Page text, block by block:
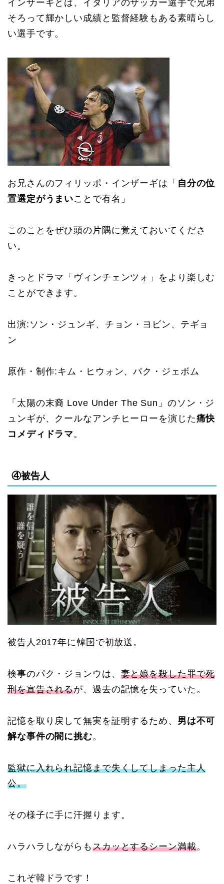
インザーギとは、イタリアのサッカー選手で兄弟
そろって輝かしい成績と監督経験もある素晴らし
い選手です。
お兄さんのフィリッポ・インザーギは「 自分の位
置選定がうまいことで有名」
このことをぜひ頭の片隅に覚えておいてくださ
い。
きっとドラマ「ヴィンチェンツォ」をより楽しむ
ことができます。
出演: ソン・ジュンギ、チョン・ヨビン、テギョ
ン
原作・制作:キム・ヒウォン、パク・ジェボム
「太陽の末裔 Love Under The Sun」のソン・ジ
ュンギが、クールなアンチヒーローを演じた痛快
コメディドラマ 。
④被告人
被告人 2017年に韓国で初放送。
検事のパク・ジョンウは、 妻と娘を殺した罪で死
刑を宣告されるが、過去の記憶を失っていた。
記憶を取り戻して無実を証明するため、 男は不可
解な事件の闇に挑む。
監獄に入れられ記憶まで失くしてしまった主人
公。
その様子に手に汗握ります。
ハラハラしながらもスカッとするシーン満載。
これぞ韓ドラです！